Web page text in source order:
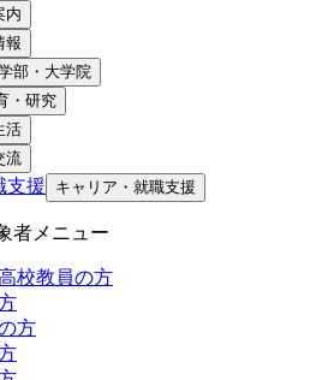
内
報
部・大学院
・研究
活
流
支援 キャリア・就職支援
校教員の方
方